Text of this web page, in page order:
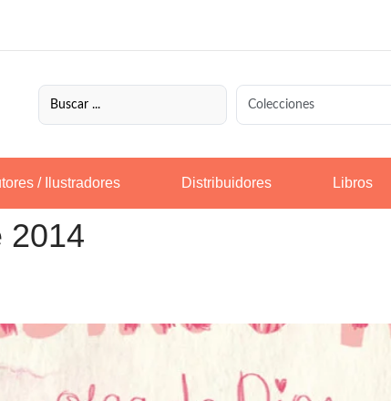
/ Ilustradores Distribuidores Libros
2014